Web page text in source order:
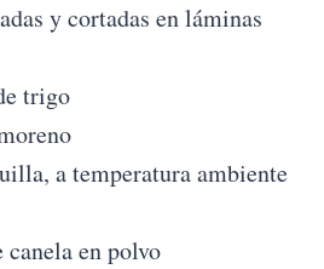
y cortadas en láminas
trigo
a temperatura ambiente
canela en polvo